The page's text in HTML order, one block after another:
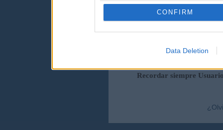
CONFIRM
Data Deletion
Por favor ingresa abajo o haz clic-
Ingresar
Recordar siempre